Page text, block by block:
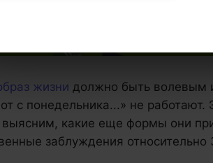
жизни должно быть волевым
с понедельника...» не работают.
какие еще формы они
заблуждения